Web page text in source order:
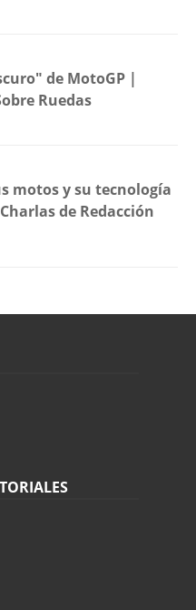
de MotoGP |
Ruedas
motos y su tecnología
de Redacción